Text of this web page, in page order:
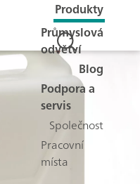
Produkty
Průmyslová
odvětví
Blog
Podpora a
servis
Společnost
Pracovní
místa